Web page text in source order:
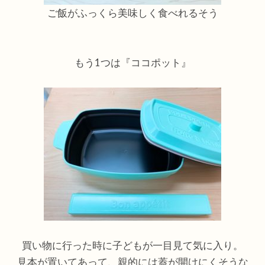
ご飯がふっくら美味しく食べれるそう
もう1つは『ココポット』
買い物に行った時に子どもが一目見て気に入り。
見本が置いてあって、親的には蓋が開けにくそうな